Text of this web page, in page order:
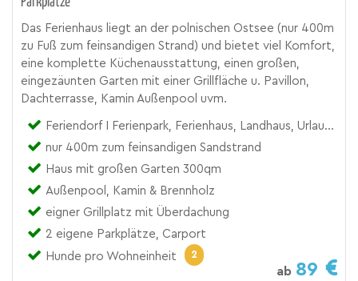
Das Ferienhaus liegt an der polnischen Ostsee (nur 400m
zu Fuß zum feinsandigen Strand) und bietet viel Komfort,
eine komplette Küchenausstattung, einen großen,
eingezäunten Garten mit einer Grillfläche u. Pavillon,
Dachterrasse, Kamin Außenpool uvm.
Feriendorf I Ferienpark, Ferienhaus, Landhaus, Urlaubsresort
nur 400m zum feinsandigen Sandstrand
Haus mit großen Garten 300qm
Außenpool, Kamin & Brennholz
eigner Grillplatz mit Überdachung
2 eigene Parkplätze, Carport
Hunde pro Wohneinheit
2
ab 89